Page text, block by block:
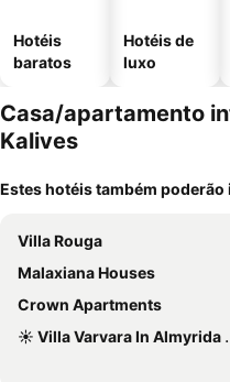
Hotéis
baratos
Hotéis de
luxo
Casa/apartamento
Kalives
Estes hotéis também
Villa Rouga
Malaxiana Houses
Crown Apartments
☀️ Villa Varvara In Almyrida 350m From The Sea☀️early Booking 2019 ☀️book Now☀️